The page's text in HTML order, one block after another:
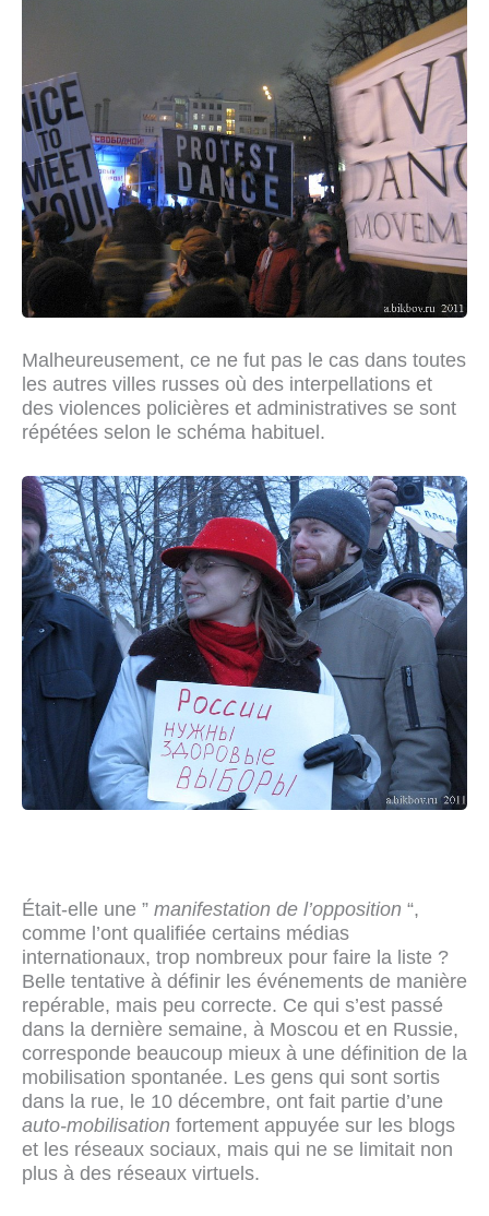
Malheureusement, ce ne fut pas le cas dans toutes
les autres villes russes où des interpellations et
des violences policières et administratives se sont
répétées selon le schéma habituel.
Était-elle une ” manifestation de l’opposition “,
comme l’ont qualifiée certains médias
internationaux, trop nombreux pour faire la liste ?
Belle tentative à définir les événements de manière
repérable, mais peu correcte. Ce qui s’est passé
dans la dernière semaine, à Moscou et en Russie,
corresponde beaucoup mieux à une définition de la
mobilisation spontanée. Les gens qui sont sortis
dans la rue, le 10 décembre, ont fait partie d’une
auto-mobilisation fortement appuyée sur les blogs
et les réseaux sociaux, mais qui ne se limitait non
plus à des réseaux virtuels.